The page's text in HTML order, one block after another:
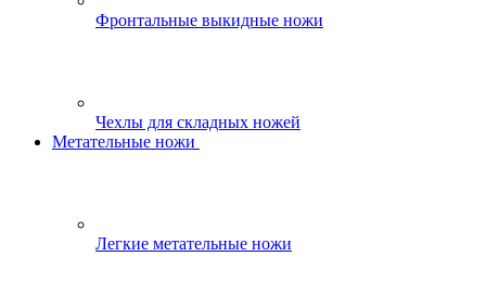
Фронтальные выкидные ножи
Чехлы для складных ножей
Метательные ножи
Легкие метательные ножи